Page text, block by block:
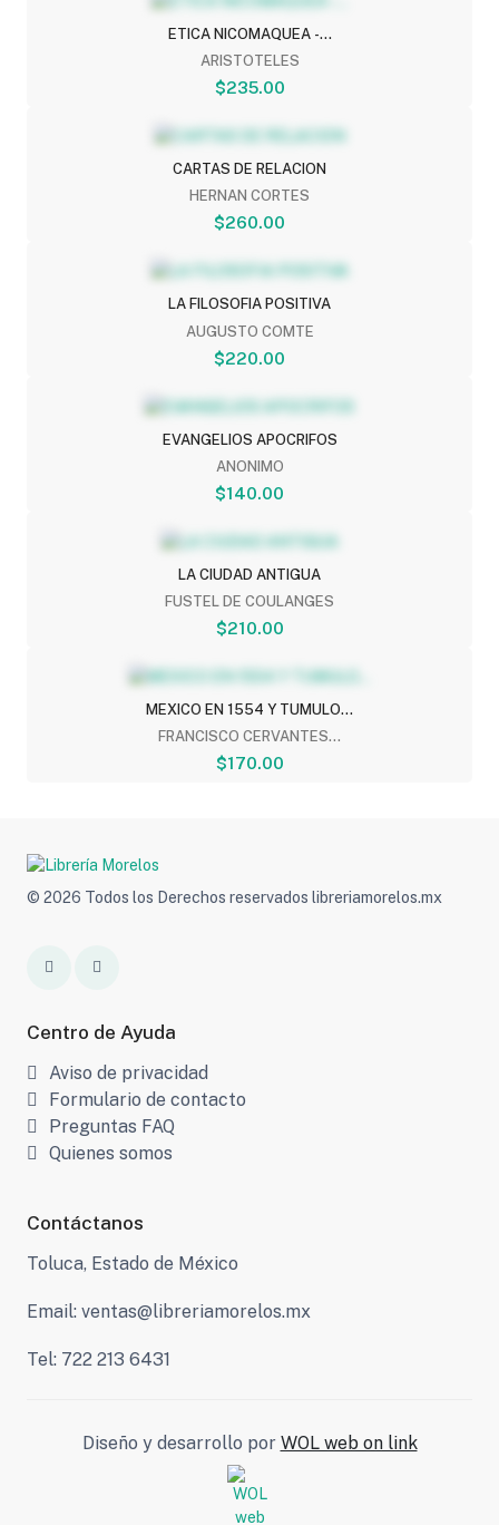
ETICA NICOMAQUEA -...
ARISTOTELES
$235.00
CARTAS DE RELACION
HERNAN CORTES
$260.00
LA FILOSOFIA POSITIVA
AUGUSTO COMTE
$220.00
EVANGELIOS APOCRIFOS
ANONIMO
$140.00
LA CIUDAD ANTIGUA
FUSTEL DE COULANGES
$210.00
MEXICO EN 1554 Y TUMULO...
FRANCISCO CERVANTES...
$170.00
© 2026 Todos los Derechos reservados libreriamorelos.mx
Centro de Ayuda
Aviso de privacidad
Formulario de contacto
Preguntas FAQ
Quienes somos
Contáctanos
Toluca, Estado de México
Email: ventas@libreriamorelos.mx
Tel: 722 213 6431
Diseño y desarrollo por WOL web on link